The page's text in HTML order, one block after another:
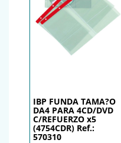
IBP FUNDA TAMA?O
DA4 PARA 4CD/DVD
C/REFUERZO x5
(4754CDR) Ref.:
570310